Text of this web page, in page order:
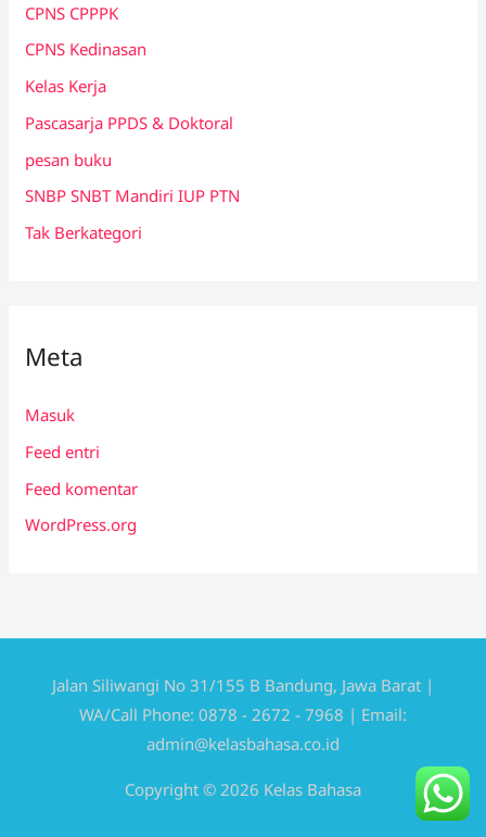
CPNS CPPPK
CPNS Kedinasan
Kelas Kerja
Pascasarja PPDS & Doktoral
pesan buku
SNBP SNBT Mandiri IUP PTN
Tak Berkategori
Meta
Masuk
Feed entri
Feed komentar
WordPress.org
Jalan Siliwangi No 31/155 B Bandung, Jawa Barat |
WA/Call Phone: 0878 - 2672 - 7968 | Email:
admin@kelasbahasa.co.id
Copyright © 2026 Kelas Bahasa